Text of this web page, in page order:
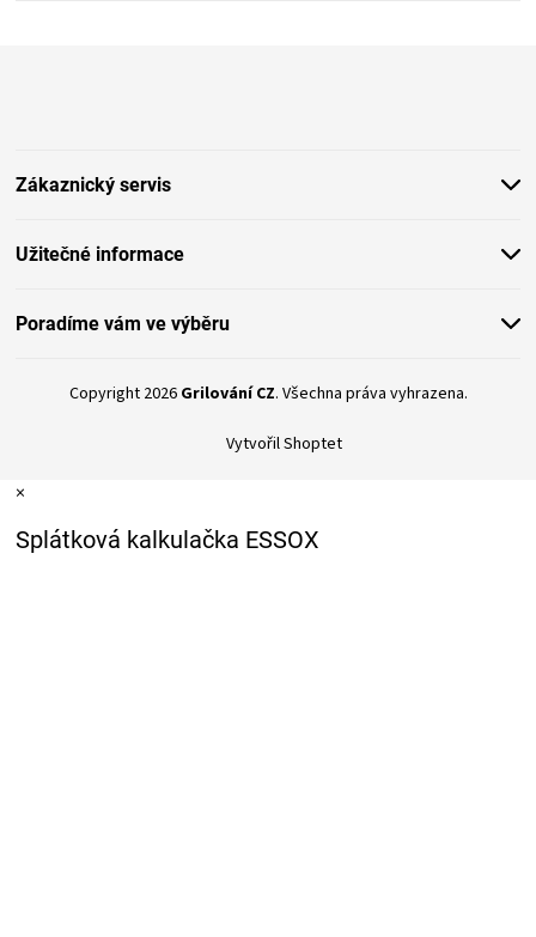
Zákaznický servis
Užitečné informace
Poradíme vám ve výběru
Vytvořil Shoptet
Copyright 2026 Grilování CZ. Všechna práva vyhrazena.
×
Splátková kalkulačka ESSOX